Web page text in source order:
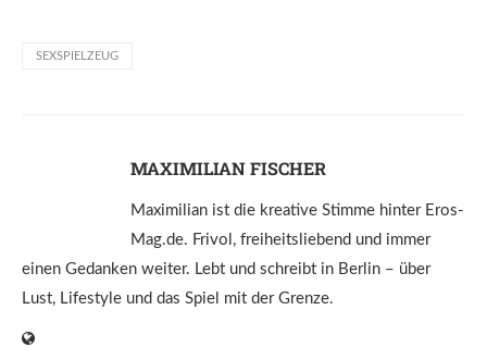
SEXSPIELZEUG
MAXIMILIAN FISCHER
Maximilian ist die kreative Stimme hinter Eros-
Mag.de. Frivol, freiheitsliebend und immer
einen Gedanken weiter. Lebt und schreibt in Berlin – über
Lust, Lifestyle und das Spiel mit der Grenze.